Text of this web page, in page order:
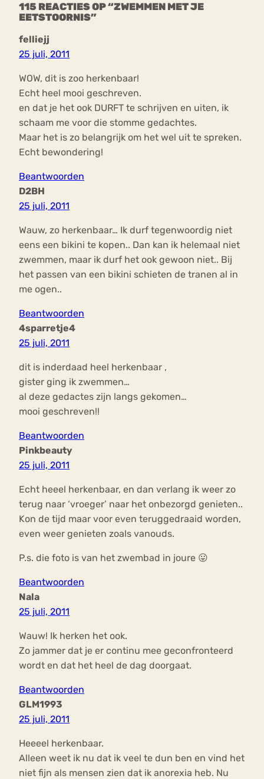
115 REACTIES OP “ZWEMMEN MET JE
EETSTOORNIS”
felliejj
25 juli, 2011
WOW, dit is zoo herkenbaar!
Echt heel mooi geschreven.
en dat je het ook DURFT te schrijven en uiten, ik
schaam me voor die stomme gedachtes.
Maar het is zo belangrijk om het wel uit te spreken.
Echt bewondering!
Beantwoorden
D2BH
25 juli, 2011
Wauw, zo herkenbaar… Ik durf tegenwoordig niet
eens een bikini te kopen.. Dan kan ik helemaal niet
zwemmen, maar ik durf het ook gewoon niet.. Bij
het passen van een bikini schieten de tranen al in
me ogen..
Beantwoorden
4sparretje4
25 juli, 2011
dit is inderdaad heel herkenbaar ,
gister ging ik zwemmen…
al deze gedactes zijn langs gekomen…
mooi geschreven!!
Beantwoorden
Pinkbeauty
25 juli, 2011
Echt heeel herkenbaar, en dan verlang ik weer zo
terug naar ‘vroeger’ naar het onbezorgd genieten..
Kon de tijd maar voor even teruggedraaid worden,
even weer genieten zoals vanouds.
P.s. die foto is van het zwembad in joure 😛
Beantwoorden
Nala
25 juli, 2011
Wauw! Ik herken het ook.
Zo jammer dat je er continu mee geconfronteerd
wordt en dat het heel de dag doorgaat.
Beantwoorden
GLM1993
25 juli, 2011
Heeeel herkenbaar.
Alleen weet ik nu dat ik veel te dun ben en vind het
niet fijn als mensen zien dat ik anorexia heb. Nu